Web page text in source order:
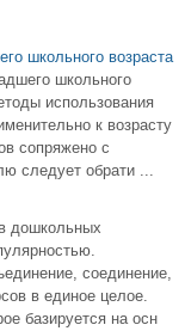
школьного возраста
школьного
использования
к возрасту
сопряжено с
следует обрати ...
дошкольных
соединение,
в единое целое.
базируется на осн